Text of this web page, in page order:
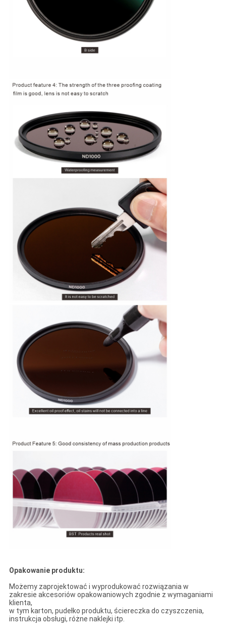
Opakowanie produktu:
Możemy zaprojektować i wyprodukować rozwiązania w
zakresie akcesoriów opakowaniowych zgodnie z wymaganiami
klienta,
w tym karton, pudełko produktu, ściereczka do czyszczenia,
instrukcja obsługi, różne naklejki itp.